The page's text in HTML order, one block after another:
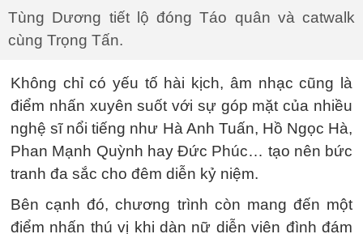
Tùng Dương tiết lộ đóng Táo quân và catwalk
cùng Trọng Tấn.
Không chỉ có yếu tố hài kịch, âm nhạc cũng là
điểm nhấn xuyên suốt với sự góp mặt của nhiều
nghệ sĩ nổi tiếng như Hà Anh Tuấn, Hồ Ngọc Hà,
Phan Mạnh Quỳnh hay Đức Phúc… tạo nên bức
tranh đa sắc cho đêm diễn kỷ niệm.
Bên cạnh đó, chương trình còn mang đến một
điểm nhấn thú vị khi dàn nữ diễn viên đình đám